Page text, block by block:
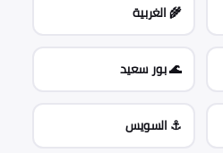
🌾 الغربية
🌊 بور سعيد
⚓ السويس